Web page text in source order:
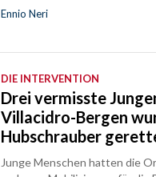
Ennio Neri
DIE INTERVENTION
Drei vermisste
Villacidro-Bergen
Hubschrauber
Junge Menschen hatten die